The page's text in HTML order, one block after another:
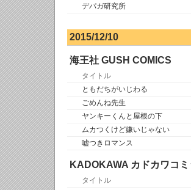
デパガ研究所
2015/12/10
海王社 GUSH COMICS
タイトル
ともだちがいじわる
ごめんね先生
ヤンキーくんと屋根の下
ムカつくけど嫌いじゃない
嘘つきロマンス
KADOKAWA カドカワコ
タイトル